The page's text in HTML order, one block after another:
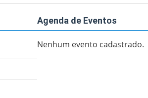
Agenda de Eventos
Nenhum evento cadastrado.